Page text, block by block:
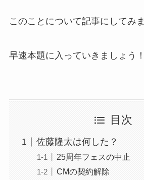
このことについて記事にしてみま
早速本題に入っていきましょう！
目次
佐藤隆太は何した？
25周年フェスの中止
CMの契約解除